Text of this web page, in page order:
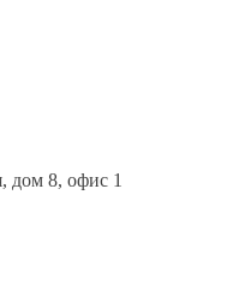
дом 8, офис 1